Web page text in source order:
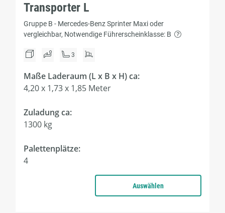
Transporter L
Gruppe B - Mercedes-Benz Sprinter Maxi oder
vergleichbar, Notwendige Führerscheinklasse: B
3
Maße Laderaum (L x B x H) ca:
4,20 x 1,73 x 1,85 Meter
Zuladung ca:
1300 kg
Palettenplätze:
4
Auswählen